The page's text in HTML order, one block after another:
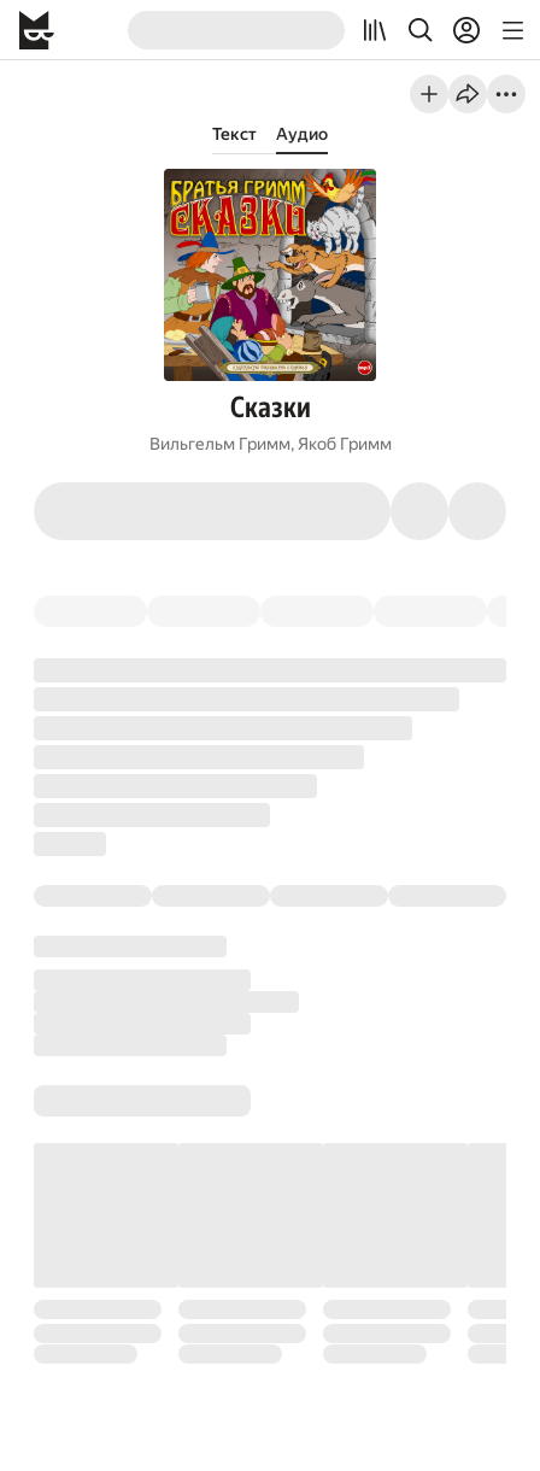
Текст Аудио
Сказки
Вильгельм Гримм, Якоб Гримм